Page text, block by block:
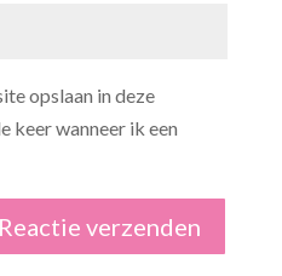
opslaan in deze
keer wanneer ik een